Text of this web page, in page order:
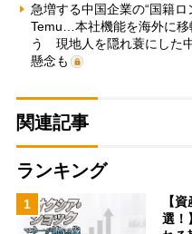
急増する中国企業の“国籍
Temu…本社機能を海外に移
う 現地人を隠れ蓑にした
懸念も
関連記事
ランキング
1
【
選！